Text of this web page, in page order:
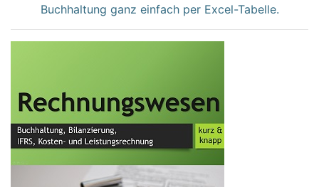
Buchhaltung ganz einfach per Excel-Tabelle.